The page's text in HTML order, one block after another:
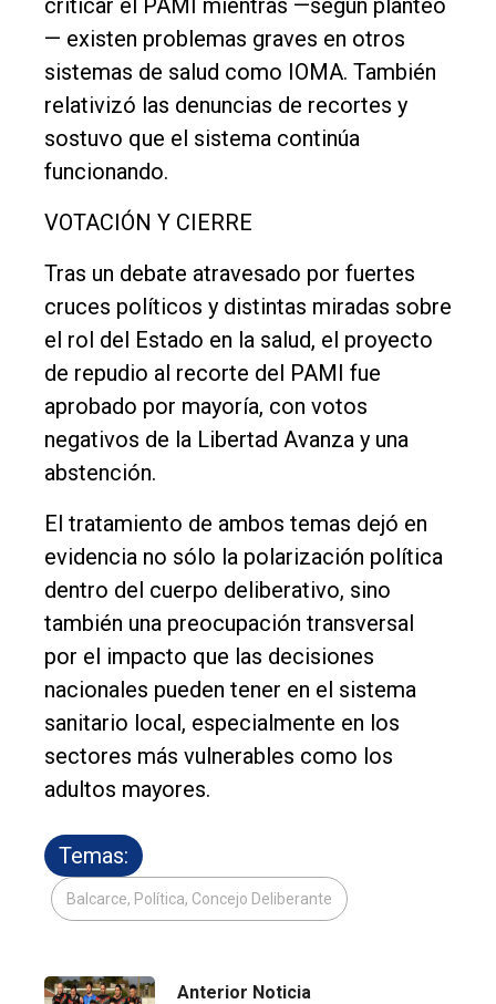
criticar el PAMI mientras —según planteó
— existen problemas graves en otros
sistemas de salud como IOMA. También
relativizó las denuncias de recortes y
sostuvo que el sistema continúa
funcionando.
VOTACIÓN Y CIERRE
Tras un debate atravesado por fuertes
cruces políticos y distintas miradas sobre
el rol del Estado en la salud, el proyecto
de repudio al recorte del PAMI fue
aprobado por mayoría, con votos
negativos de la Libertad Avanza y una
abstención.
El tratamiento de ambos temas dejó en
evidencia no sólo la polarización política
dentro del cuerpo deliberativo, sino
también una preocupación transversal
por el impacto que las decisiones
nacionales pueden tener en el sistema
sanitario local, especialmente en los
sectores más vulnerables como los
adultos mayores.
Temas:
Balcarce, Política, Concejo Deliberante
Anterior Noticia